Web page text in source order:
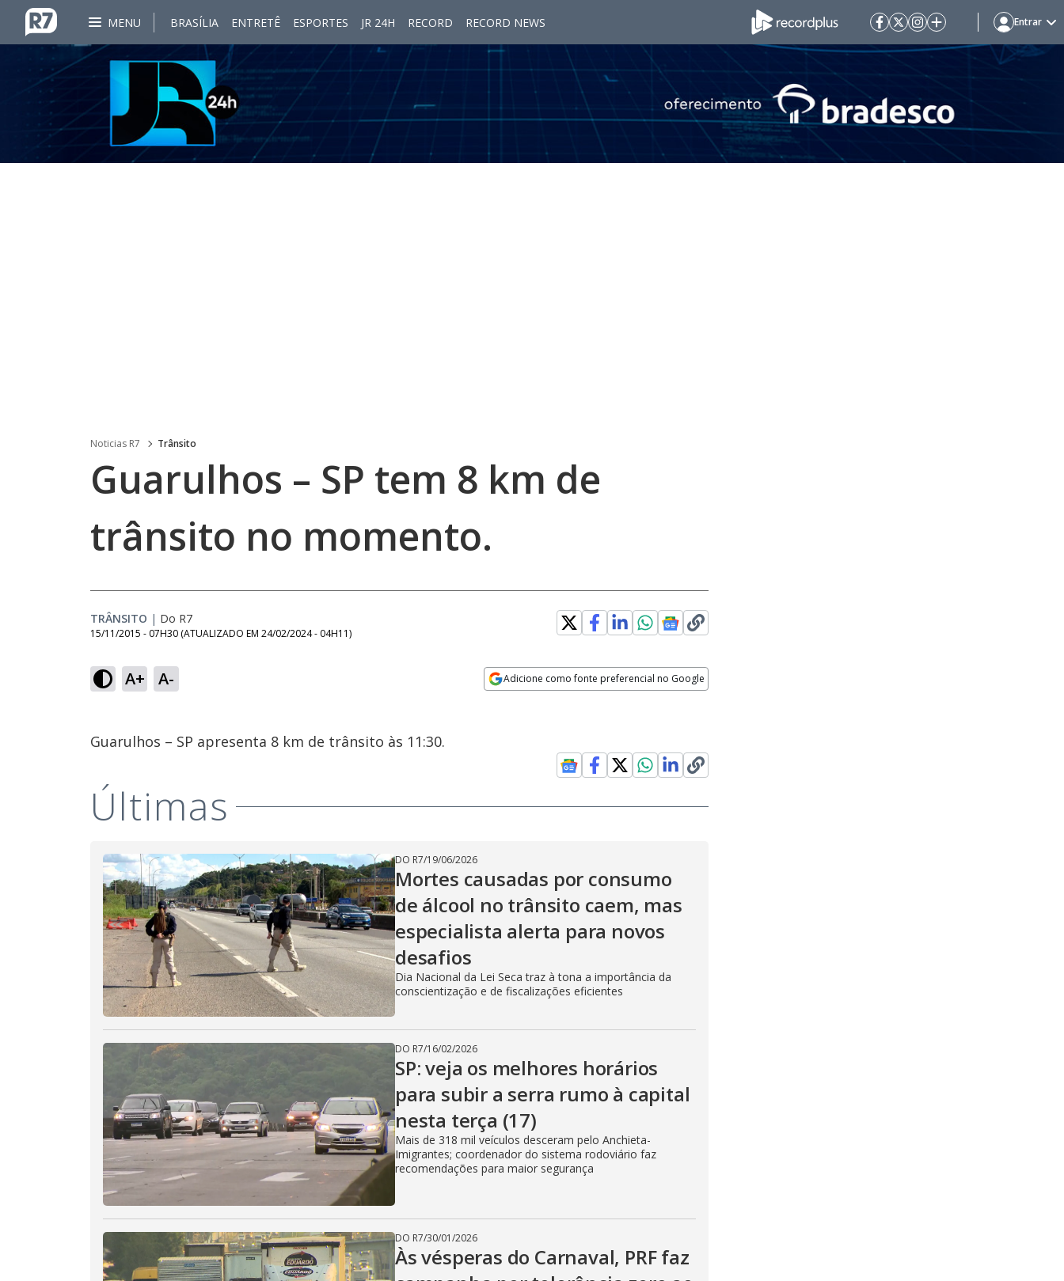
MENU BRASÍLIA ENTRETÊ ESPORTES JR 24H RECORD RECORD NEWS Entrar
Noticias R7 Trânsito
Guarulhos – SP tem 8 km de
trânsito no momento.
TRÂNSITO | Do R7
15/11/2015 - 07H30 (ATUALIZADO EM 24/02/2024 - 04H11)
A+ A- Adicione como fonte preferencial no Google
Guarulhos – SP apresenta 8 km de trânsito às 11:30.
Últimas
DO R7/19/06/2026
Mortes causadas por consumo
de álcool no trânsito caem, mas
especialista alerta para novos
desafios
Dia Nacional da Lei Seca traz à tona a importância da
conscientização e de fiscalizações eficientes
DO R7/16/02/2026
SP: veja os melhores horários
para subir a serra rumo à capital
nesta terça (17)
Mais de 318 mil veículos desceram pelo Anchieta-
Imigrantes; coordenador do sistema rodoviário faz
recomendações para maior segurança
DO R7/30/01/2026
Às vésperas do Carnaval, PRF faz